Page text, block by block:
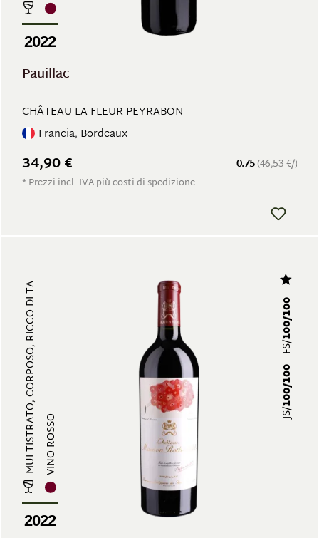
2022
Pauillac
CHÂTEAU LA FLEUR PEYRABON
Francia, Bordeaux
0.75(46,53 €/)
34,90 €
* Prezzi incl. IVA più costi di spedizione
MULTISTRATO, CORPOSO, RICCO DI TA...VINO ROSSO
2022
JS/
100/100
FS/
100/100